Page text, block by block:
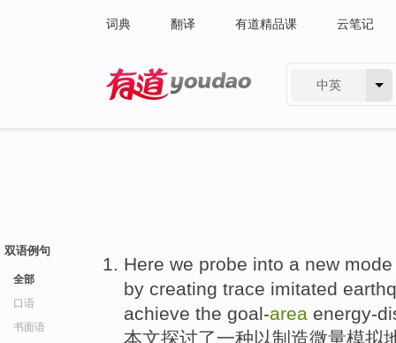
词典 翻译 有道精品课 云笔记
中英
双语例句
全部
口语
书面语
Here we probe into a new
by creating trace imitated
achieve the goal-area energy-
本文探讨了一种以制造微量模拟